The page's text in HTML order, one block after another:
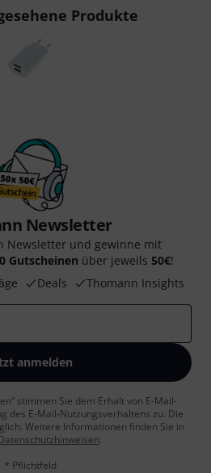
Produkte
Newsletter
Newsletter und gewinne mit
Gutscheinen über jeweils 50€!
Deals Thomann Insights
anmelden
stimmen Sie dem Erhalt von E-Mail-
des E-Mail-Nutzungsverhaltens zu. Die
Weitere Informationen finden Sie in
.
* Pflichtfeld